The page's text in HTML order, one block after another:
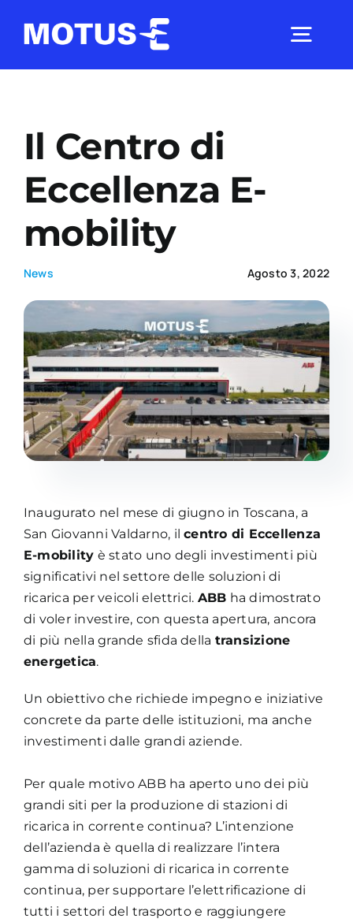
Studi e ricerche
Analisi di mercato
Comunicati Stampa
Academy
Il Centro di
Eccellenza E-
mobility
News Agosto 3, 2022
Inaugurato nel mese di giugno in Toscana, a
San Giovanni Valdarno, ilcentro di Eccellenza
E-mobility è stato uno degli investimenti più
significativi nel settore delle soluzioni di
ricarica per veicoli elettrici. ABB ha dimostrato
di voler investire, con questa apertura, ancora
di più nella grande sfida della transizione
energetica.
Un obiettivo che richiede impegno e iniziative
concrete da parte delle istituzioni, ma anche
investimenti dalle grandi aziende.
Per quale motivo ABB ha aperto uno dei più
grandi siti per la produzione di stazioni di
ricarica in corrente continua? L’intenzione
dell’azienda è quella di realizzare l’intera
gamma di soluzioni di ricarica in corrente
continua, per supportare l’elettrificazione di
tutti i settori del trasporto e raggiungere